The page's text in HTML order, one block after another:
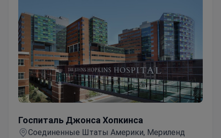
Госпиталь Джонса Хопкинса
Соединенные Штаты Америки, Мериленд